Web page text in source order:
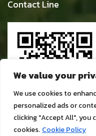
We value your
We use cookies to
personalized ads or
clicking "Accept All",
cookies. Cookie Policy
Contact Line